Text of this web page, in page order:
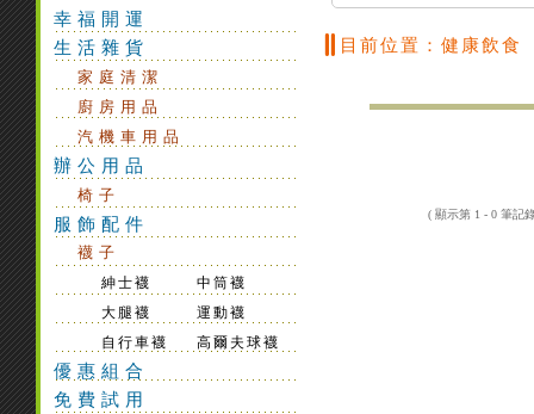
幸福開運
生活雜貨
家庭清潔
廚房用品
汽機車用品
辦公用品
椅子
服飾配件
襪子
紳士襪
中筒襪
大腿襪
運動襪
自行車襪
高爾夫球襪
優惠組合
免費試用
目前位置：健康飲食
( 顯示第 1 - 0 筆記